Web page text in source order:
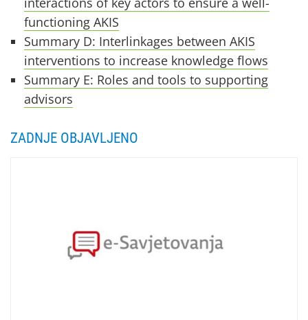
functioning AKIS
Summary D: Interlinkages between AKIS
interventions to increase knowledge flows
Summary E: Roles and tools to supporting
advisors
ZADNJE OBJAVLJENO